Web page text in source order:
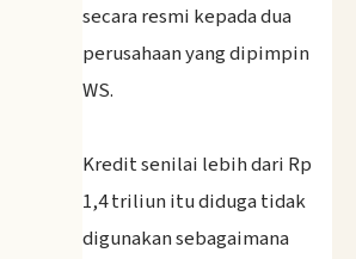
secara resmi kepada dua
perusahaan yang dipimpin
WS.
‎Kredit senilai lebih dari Rp
1,4 triliun itu diduga tidak
digunakan sebagaimana